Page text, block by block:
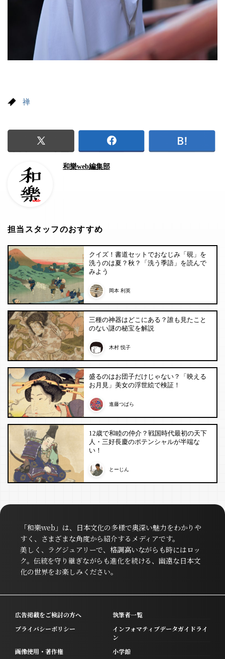
禅
和樂web編集部
担当スタッフのおすすめ
クイズ！書道セットでおなじみ「硯」を
洗うのは夏？秋？「洗う季語」を読んで
みよう
岡本 利英
三種の神器はどこにある？誰も見たこと
のない謎の秘宝を解説
木村 悦子
盛るのはお団子だけじゃない？「映える
お月見」美女の浮世絵で検証！
進藤つばら
12歳で和睦の仲介？戦国時代最初の天下
人・三好長慶のポテンシャルが半端な
い！
とーじん
「和樂web」は、日本文化の多様で奥深い魅力をわかりや
すく、さまざまな角度から紹介するメディアです。
美しく、ラグジュアリーで、格調高いながらも時にはロッ
ク。伝統を守り継ぎながらも進化を続ける、幽遠な日本文
化の世界をお楽しみください。
広告掲載をご検討の方へ
執筆者一覧
プライバシーポリシー
インフォマティブデータガイドライ
ン
画像使用・著作権
小学館